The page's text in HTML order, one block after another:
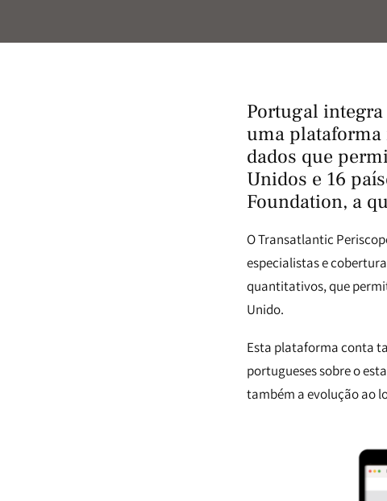
Portugal
uma
dados que
Unidos e 16
Foundation, a
O Transatlantic
especialistas e
quantitativos, que
Unido.
Esta plataforma conta
portugueses sobre o
também a evolução ao